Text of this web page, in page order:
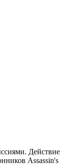
Действие
Assassin's